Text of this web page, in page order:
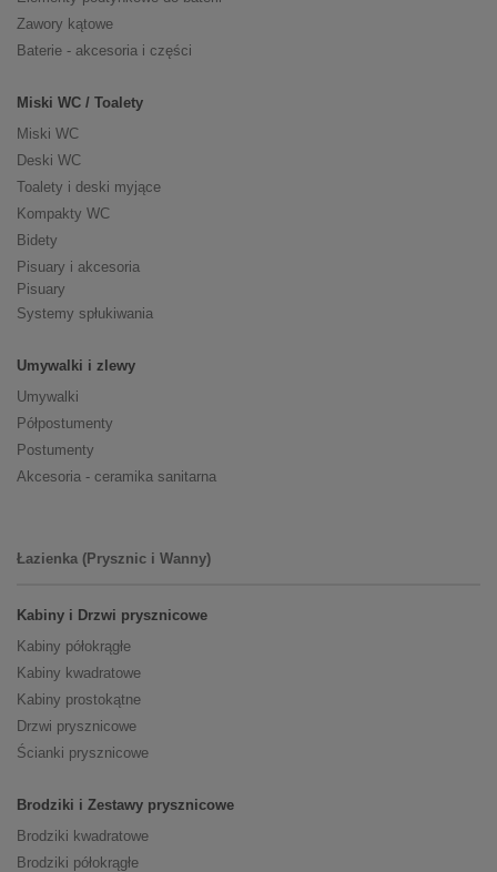
Zawory kątowe
Baterie - akcesoria i części
Miski WC / Toalety
Miski WC
Deski WC
Toalety i deski myjące
Kompakty WC
Bidety
Pisuary i akcesoria
Pisuary
Systemy spłukiwania
Umywalki i zlewy
Umywalki
Półpostumenty
Postumenty
Akcesoria - ceramika sanitarna
Łazienka (Prysznic i Wanny)
Kabiny i Drzwi prysznicowe
Kabiny półokrągłe
Kabiny kwadratowe
Kabiny prostokątne
Drzwi prysznicowe
Ścianki prysznicowe
Brodziki i Zestawy prysznicowe
Brodziki kwadratowe
Brodziki półokrągłe